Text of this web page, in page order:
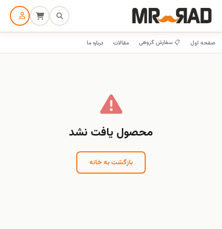
صفحه اول 📋 سفارش گروهی مقالات درباره ما
محصول یافت نشد
بازگشت به خانه